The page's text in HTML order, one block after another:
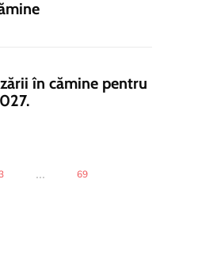
în cămine pentru
3 ... 69